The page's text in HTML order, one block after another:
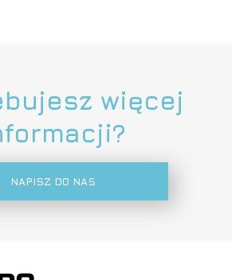
więcej
NAPISZ DO NAS